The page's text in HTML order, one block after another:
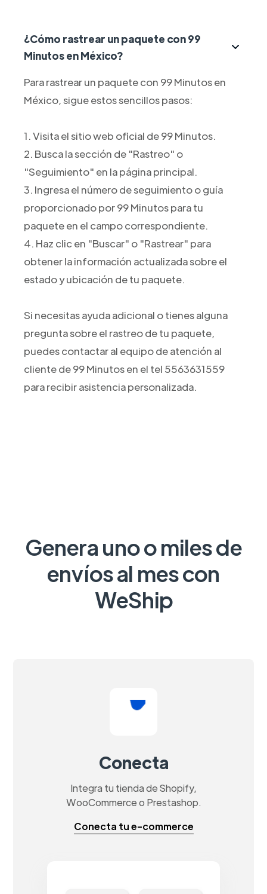
¿Cómo rastrear un paquete con 99
Minutos en México?
Para rastrear un paquete con 99 Minutos en
México, sigue estos sencillos pasos:
1. Visita el sitio web oficial de 99 Minutos.
2. Busca la sección de "Rastreo" o
"Seguimiento" en la página principal.
3. Ingresa el número de seguimiento o guía
proporcionado por 99 Minutos para tu
paquete en el campo correspondiente.
4. Haz clic en "Buscar" o "Rastrear" para
obtener la información actualizada sobre el
estado y ubicación de tu paquete.
Si necesitas ayuda adicional o tienes alguna
pregunta sobre el rastreo de tu paquete,
puedes contactar al equipo de atención al
cliente de 99 Minutos en el tel 5563631559
para recibir asistencia personalizada.
Genera uno o miles de
envíos al mes con
WeShip
Conecta
Integra tu tienda de Shopify,
WooCommerce o Prestashop.
Conecta tu e-commerce